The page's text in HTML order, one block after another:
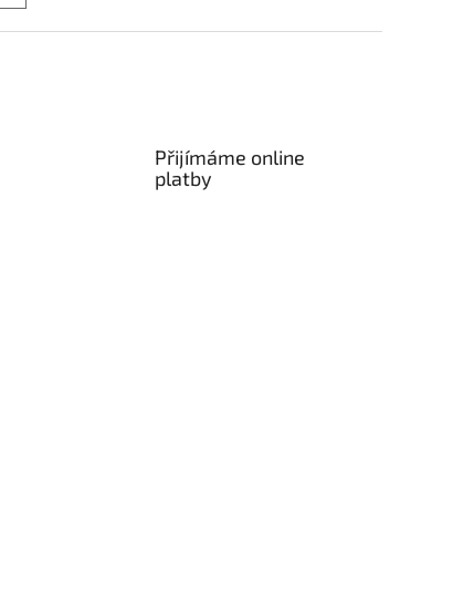
Přijímáme online
platby